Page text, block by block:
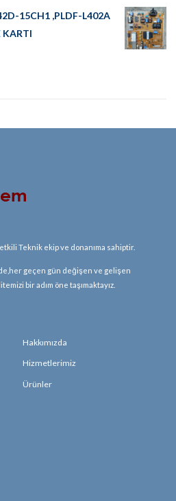
15CH1 ,PLDF-L402A
KARTI
Teknik ekip ve donanıma sahiptir.
geçen gün değişen ve gelişen
bir adım öne taşımaktayız.
Hakkımızda
Hizmetlerimiz
Ürünler